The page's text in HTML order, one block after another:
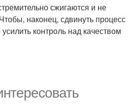
сжигаются и не
наконец, сдвинуть процесс
контроль над качеством